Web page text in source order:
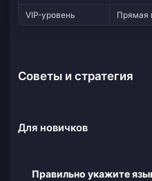
VIP-уровень
Прямая
Советы и стратегия
Для новичков
Правильно укажите